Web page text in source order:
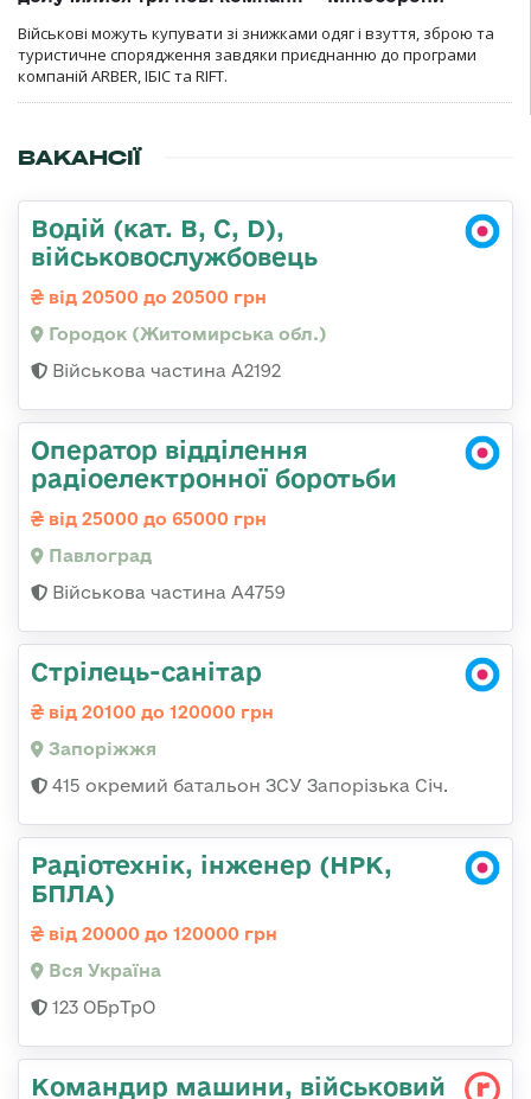
Військові можуть купувати зі знижками одяг і взуття, зброю та
туристичне спорядження завдяки приєднанню до програми
компаній ARBER, ІБІС та RIFT.
ВАКАНСІЇ
Водій (кат. B, C, D),
військовослужбовець
від 20500 до 20500 грн
Городок (Житомирська обл.)
Військова частина А2192
Оператор відділення
радіоелектронної боротьби
від 25000 до 65000 грн
Павлоград
Військова частина А4759
Стрілець-санітар
від 20100 до 120000 грн
Запоріжжя
415 окремий батальон ЗСУ Запорізька Січ.
Радіотехнік, інженер (НРК,
БПЛА)
від 20000 до 120000 грн
Вся Україна
123 ОБрТрО
Командир машини, військовий